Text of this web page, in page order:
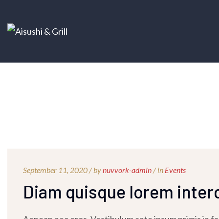
September 11, 2020 /bynuvvork-admin/ in Events
Diam quisque lorem